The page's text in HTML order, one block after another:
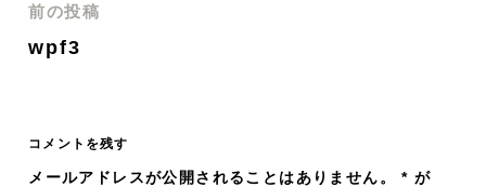
投
ビ
前の投稿
wpf3
コメントを残す
メールアドレスが公開されることはありません。 * が